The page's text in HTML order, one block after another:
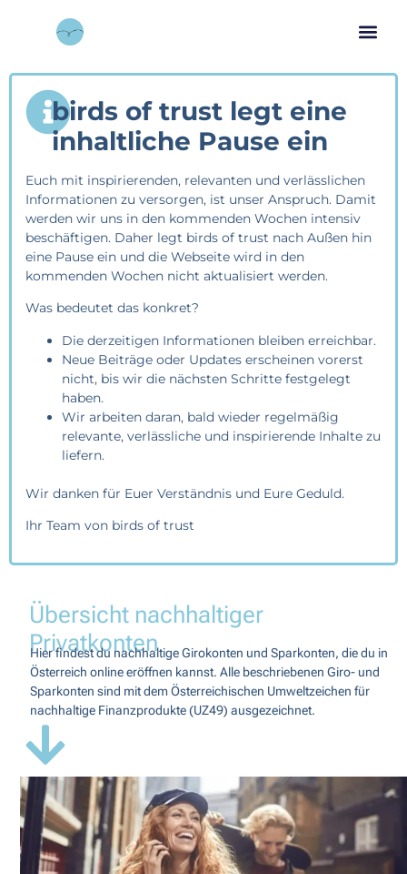
birds of trust legt eine
inhaltliche Pause ein
Euch mit inspirierenden, relevanten und verlässlichen
Informationen zu versorgen, ist unser Anspruch. Damit
werden wir uns in den kommenden Wochen intensiv
beschäftigen. Daher legt birds of trust nach Außen hin
eine Pause ein und die Webseite wird in den
kommenden Wochen nicht aktualisiert werden.
Was bedeutet das konkret?
Die derzeitigen Informationen bleiben erreichbar.
Neue Beiträge oder Updates erscheinen vorerst
nicht, bis wir die nächsten Schritte festgelegt
haben.
Wir arbeiten daran, bald wieder regelmäßig
relevante, verlässliche und inspirierende Inhalte zu
liefern.
Wir danken für Euer Verständnis und Eure Geduld.
Ihr Team von birds of trust
Übersicht nachhaltiger
Privatkonten
Hier findest du nachhaltige Girokonten und Sparkonten, die du in
Österreich online eröffnen kannst. Alle beschriebenen Giro- und
Sparkonten sind mit demÖsterreichischen Umweltzeichen für
nachhaltige Finanzprodukte(UZ49) ausgezeichnet.